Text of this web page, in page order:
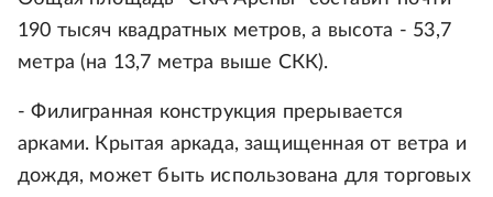
190 тысяч квадратных метров, а высота - 53,7
метра (на 13,7 метра выше СКК).
- Филигранная конструкция прерывается
арками. Крытая аркада, защищенная от ветра и
дождя, может быть использована для торговых